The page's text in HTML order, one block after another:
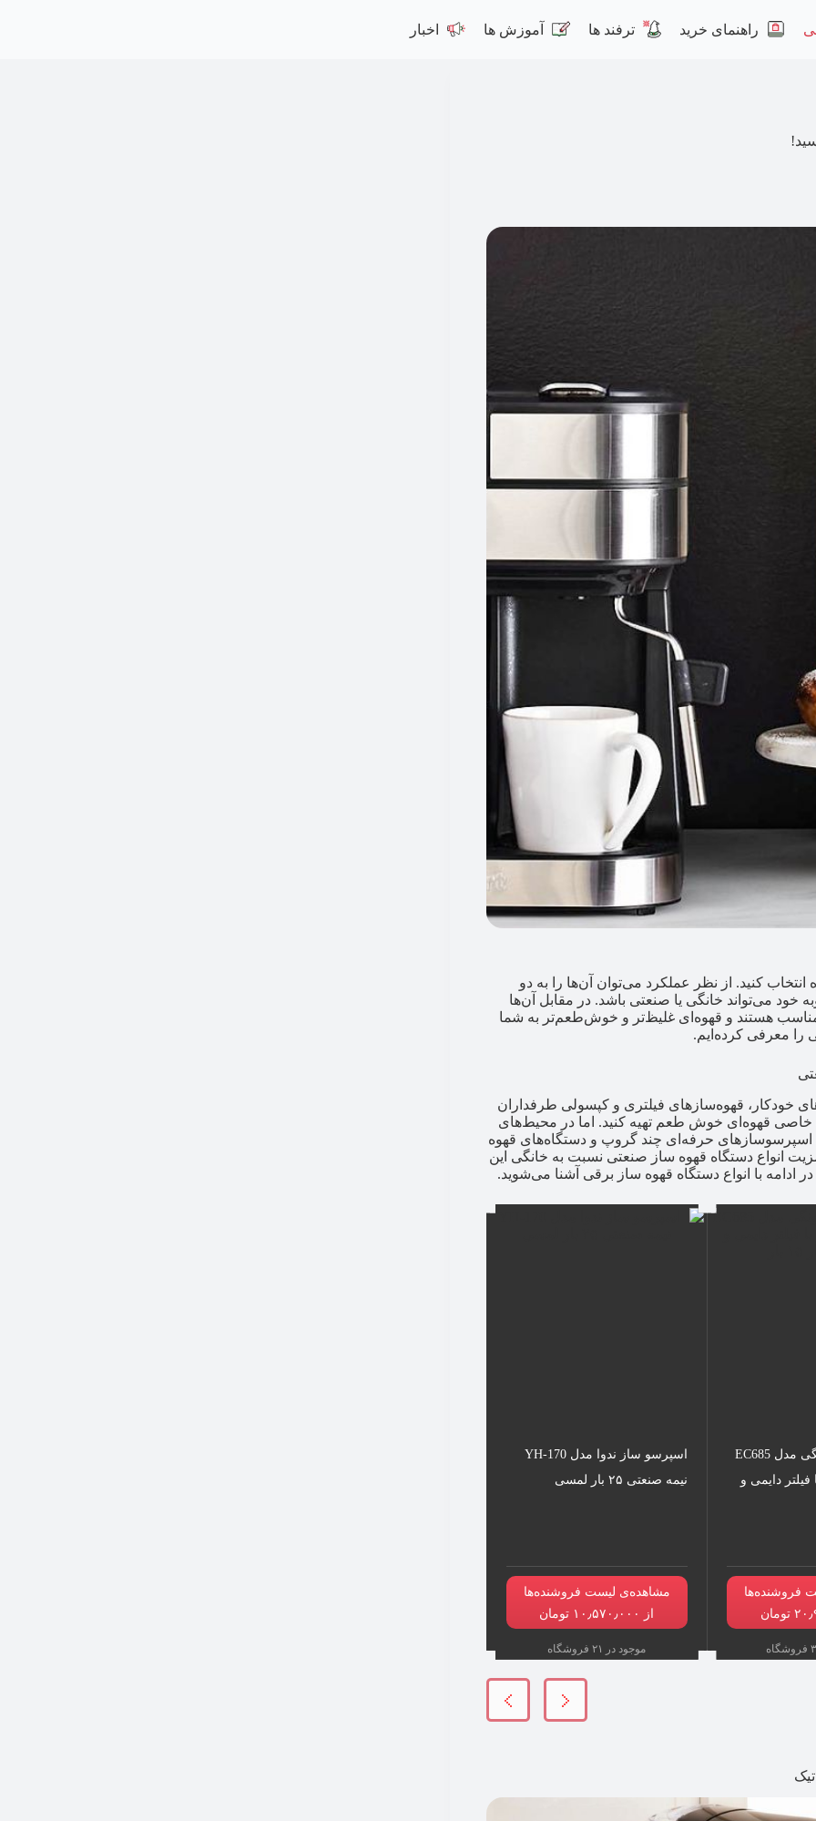
راهنمای خرید ترفند ها آموزش ها اخبار
انتخاب کنید. از نظر عملکرد می‌توان آن‌ها را به دو
خود می‌تواند خانگی یا صنعتی باشد. در مقابل آن‌ها
مناسب هستند و قهوه‌ای غلیظ‌تر و خوش‌طعم‌تر به شما
خودکار، قهوه‌سازهای فیلتری و کپسولی طرفداران
خاصی قهوه‌ای خوش‌ طعم تهیه کنید. اما در محیط‌های
اسپرسوسازهای حرفه‌ای چند گروپ و دستگاه‌های قهوه
انواع دستگاه قهوه ساز صنعتی نسبت به خانگی این
با انواع دستگاه قهوه ساز برقی آشنا می‌شوید.
اسپرسو ساز ندوا مدل YH-170
نیمه صنعتی ۲۵ بار لمسی
مشاهده‌ی لیست فروشنده‌ها
از ۱۰٫۵۷۰٫۰۰۰ تومان
موجود در ۲۱ فروشگاه
اسپرسو ساز دلونگی مدل EC685
لیتر با فیلتر دایمی و
فروشنده‌ها